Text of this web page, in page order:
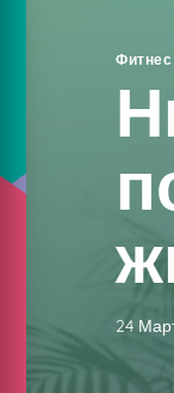
Фитнес
24